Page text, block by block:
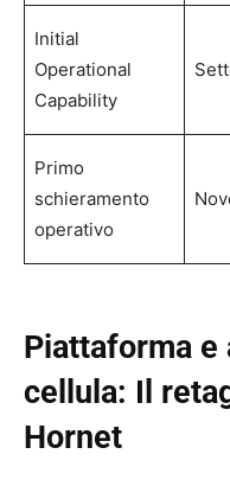
Initial
Operational
Capability
Primo
schieramento
operativo
Piattaforma
cellula: Il
Hornet